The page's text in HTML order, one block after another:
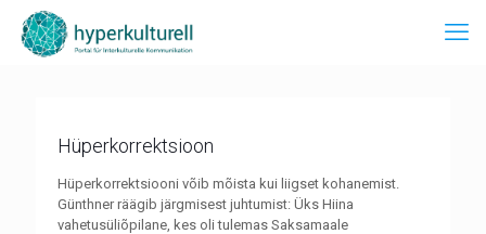
Hüperkorrektsioon
Hüperkorrektsiooni võib mõista kui liigset kohanemist.
Günthner räägib järgmisest juhtumist: Üks Hiina
vahetusüliõpilane, kes oli tulemas Saksamaale